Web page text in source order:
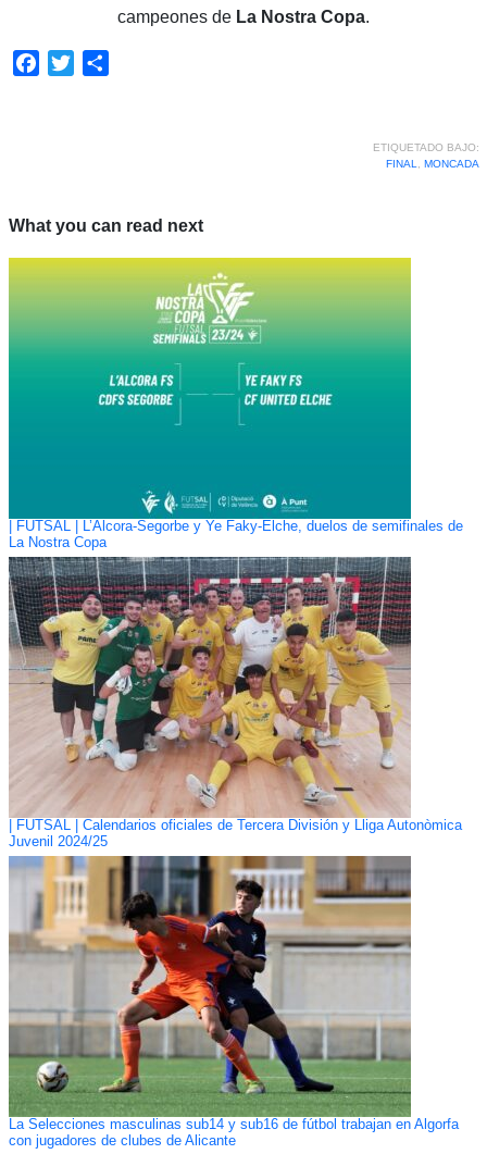
campeones de La Nostra Copa.
Facebook
Twitter
ETIQUETADO BAJO:
FINAL, MONCADA
What you can read next
| FUTSAL | L’Alcora-Segorbe y Ye Faky-Elche, duelos de semifinales de
La Nostra Copa
| FUTSAL | Calendarios oficiales de Tercera División y Lliga Autonòmica
Juvenil 2024/25
La Selecciones masculinas sub14 y sub16 de fútbol trabajan en Algorfa
con jugadores de clubes de Alicante